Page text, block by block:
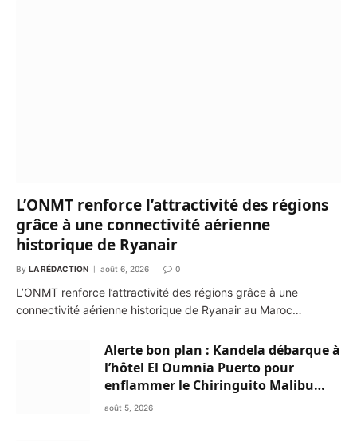
L’ONMT renforce l’attractivité des régions
grâce à une connectivité aérienne
historique de Ryanair
By LA RÉDACTION août 6, 2026 0
L’ONMT renforce l’attractivité des régions grâce à une
connectivité aérienne historique de Ryanair au Maroc…
Alerte bon plan : Kandela débarque à
l’hôtel El Oumnia Puerto pour
enflammer le Chiringuito Malibu
Club
août 5, 2026